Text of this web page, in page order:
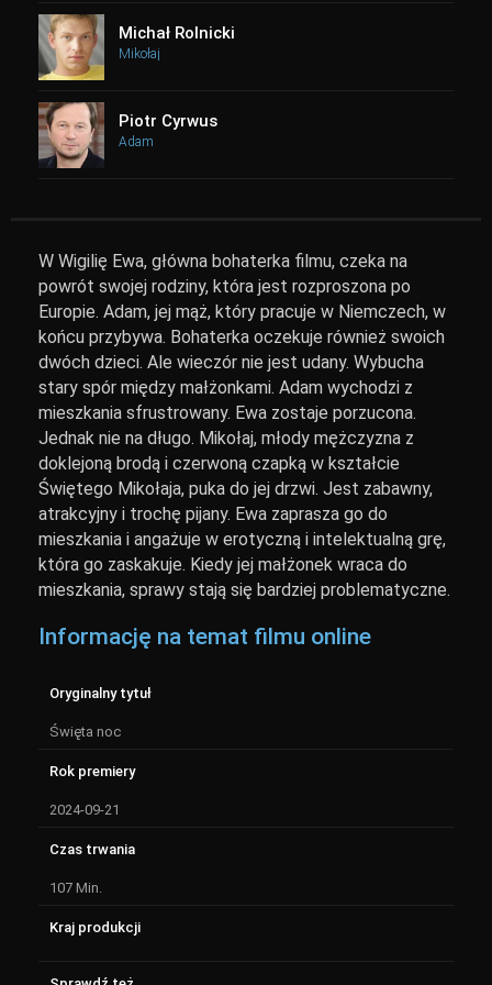
Michał Rolnicki
Mikołaj
Piotr Cyrwus
Adam
W Wigilię Ewa, główna bohaterka filmu, czeka na
powrót swojej rodziny, która jest rozproszona po
Europie. Adam, jej mąż, który pracuje w Niemczech, w
końcu przybywa. Bohaterka oczekuje również swoich
dwóch dzieci. Ale wieczór nie jest udany. Wybucha
stary spór między małżonkami. Adam wychodzi z
mieszkania sfrustrowany. Ewa zostaje porzucona.
Jednak nie na długo. Mikołaj, młody mężczyzna z
doklejoną brodą i czerwoną czapką w kształcie
Świętego Mikołaja, puka do jej drzwi. Jest zabawny,
atrakcyjny i trochę pijany. Ewa zaprasza go do
mieszkania i angażuje w erotyczną i intelektualną grę,
która go zaskakuje. Kiedy jej małżonek wraca do
mieszkania, sprawy stają się bardziej problematyczne.
Informację na temat filmu online
Oryginalny tytuł
Święta noc
Rok premiery
2024-09-21
Czas trwania
107 Min.
Kraj produkcji